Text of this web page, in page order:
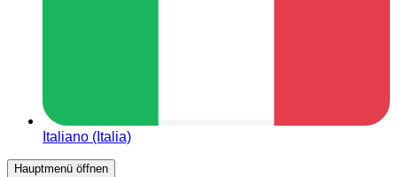
Italiano (Italia)
Hauptmenü öffnen